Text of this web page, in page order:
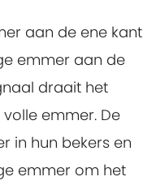
aan de ene kant
emmer aan de
draait het
emmer. De
in hun bekers en
emmer om het